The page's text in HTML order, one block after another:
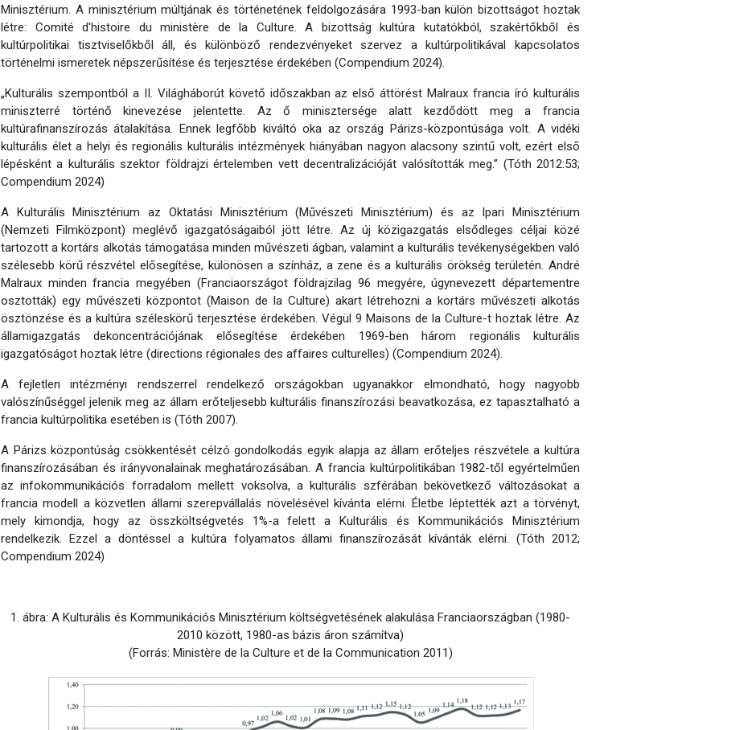
Minisztérium. A minisztérium múltjának és történetének feldolgozására 1993-ban külön bizottságot hoztak
létre: Comité d'histoire du ministère de la Culture. A bizottság kultúra kutatókból, szakértőkből és
kultúrpolitikai tisztviselőkből áll, és különböző rendezvényeket szervez a kultúrpolitikával kapcsolatos
történelmi ismeretek népszerűsítése és terjesztése érdekében (Compendium 2024).
„Kulturális szempontból a II. Világháborút követő időszakban az első áttörést Malraux francia író kulturális
miniszterré történő kinevezése jelentette. Az ő minisztersége alatt kezdődött meg a francia
kultúrafinanszírozás átalakítása. Ennek legfőbb kiváltó oka az ország Párizs-központúsága volt. A vidéki
kulturális élet a helyi és regionális kulturális intézmények hiányában nagyon alacsony szintű volt, ezért első
lépésként a kulturális szektor földrajzi értelemben vett decentralizációját valósították meg.” (Tóth 2012:53;
Compendium 2024)
A Kulturális Minisztérium az Oktatási Minisztérium (Művészeti Minisztérium) és az Ipari Minisztérium
(Nemzeti Filmközpont) meglévő igazgatóságaiból jött létre. Az új közigazgatás elsődleges céljai közé
tartozott a kortárs alkotás támogatása minden művészeti ágban, valamint a kulturális tevékenységekben való
szélesebb körű részvétel elősegítése, különösen a színház, a zene és a kulturális örökség területén. André
Malraux minden francia megyében (Franciaországot földrajzilag 96 megyére, úgynevezett départementre
osztották) egy művészeti központot (Maison de la Culture) akart létrehozni a kortárs művészeti alkotás
ösztönzése és a kultúra széleskörű terjesztése érdekében. Végül 9 Maisons de la Culture-t hoztak létre. Az
államigazgatás dekoncentrációjának elősegítése érdekében 1969-ben három regionális kulturális
igazgatóságot hoztak létre (directions régionales des affaires culturelles) (Compendium 2024).
A fejletlen intézményi rendszerrel rendelkező országokban ugyanakkor elmondható, hogy nagyobb
valószínűséggel jelenik meg az állam erőteljesebb kulturális finanszírozási beavatkozása, ez tapasztalható a
francia kultúrpolitika esetében is (Tóth 2007).
A Párizs központúság csökkentését célzó gondolkodás egyik alapja az állam erőteljes részvétele a kultúra
finanszírozásában és irányvonalainak meghatározásában. A francia kultúrpolitikában 1982-től egyértelműen
az infokommunikációs forradalom mellett voksolva, a kulturális szférában bekövetkező változásokat a
francia modell a közvetlen állami szerepvállalás növelésével kívánta elérni. Életbe léptették azt a törvényt,
mely kimondja, hogy az összköltségvetés 1%-a felett a Kulturális és Kommunikációs Minisztérium
rendelkezik. Ezzel a döntéssel a kultúra folyamatos állami finanszírozását kívánták elérni. (Tóth 2012;
Compendium 2024)
1. ábra: A Kulturális és Kommunikációs Minisztérium költségvetésének alakulása Franciaországban (1980-
2010 között, 1980-as bázis áron számítva)
(Forrás: Ministère de la Culture et de la Communication 2011)